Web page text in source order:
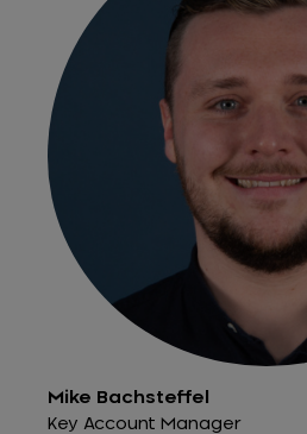
Mike Bachsteffel
Key Account Manager